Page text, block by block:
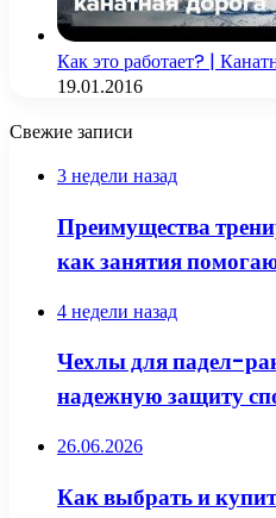
Как это работает? |
19.01.2016
Свежие записи
3 недели назад
Преимущества
как занятия
4 недели назад
Чехлы для падел-
надежную защиту
26.06.2026
Как выбрать и